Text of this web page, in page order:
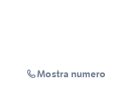
Mostra numero